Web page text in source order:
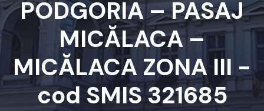
PODGORIA – PASAJ
MICĂLACA –
MICĂLACA ZONA III -
cod SMIS 321685